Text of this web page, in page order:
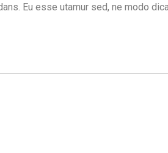
Eu esse utamur sed, ne modo